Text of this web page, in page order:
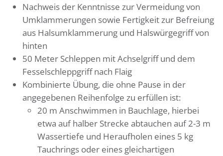
Nachweis der Kenntnisse zur Vermeidung von
Umklammerungen sowie Fertigkeit zur Befreiung
aus Halsumklammerung und Halswürgegriff von
hinten
50 Meter Schleppen mit Achselgriff und dem
Fesselschleppgriff nach Flaig
Kombinierte Übung, die ohne Pause in der
angegebenen Reihenfolge zu erfüllen ist:
20 m Anschwimmen in Bauchlage, hierbei
etwa auf halber Strecke abtauchen auf 2-3 m
Wassertiefe und Heraufholen eines 5 kg
Tauchrings oder eines gleichartigen